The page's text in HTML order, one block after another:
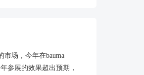
市场，今年在bauma
参展的效果超出预期，